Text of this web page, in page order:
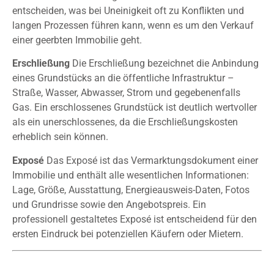
entscheiden, was bei Uneinigkeit oft zu Konflikten und
langen Prozessen führen kann, wenn es um den Verkauf
einer geerbten Immobilie geht.
Erschließung Die Erschließung bezeichnet die Anbindung
eines Grundstücks an die öffentliche Infrastruktur –
Straße, Wasser, Abwasser, Strom und gegebenenfalls
Gas. Ein erschlossenes Grundstück ist deutlich wertvoller
als ein unerschlossenes, da die Erschließungskosten
erheblich sein können.
Exposé Das Exposé ist das Vermarktungsdokument einer
Immobilie und enthält alle wesentlichen Informationen:
Lage, Größe, Ausstattung, Energieausweis-Daten, Fotos
und Grundrisse sowie den Angebotspreis. Ein
professionell gestaltetes Exposé ist entscheidend für den
ersten Eindruck bei potenziellen Käufern oder Mietern.